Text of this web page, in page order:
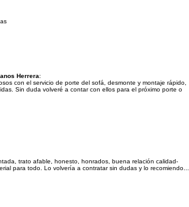
Herrera:
con el servicio de porte del sofá, desmonte y montaje rápido,
Sin duda volveré a contar con ellos para el próximo porte o
trato afable, honesto, honrados, buena relación calidad-
para todo. Lo volvería a contratar sin dudas y lo recomiendo...